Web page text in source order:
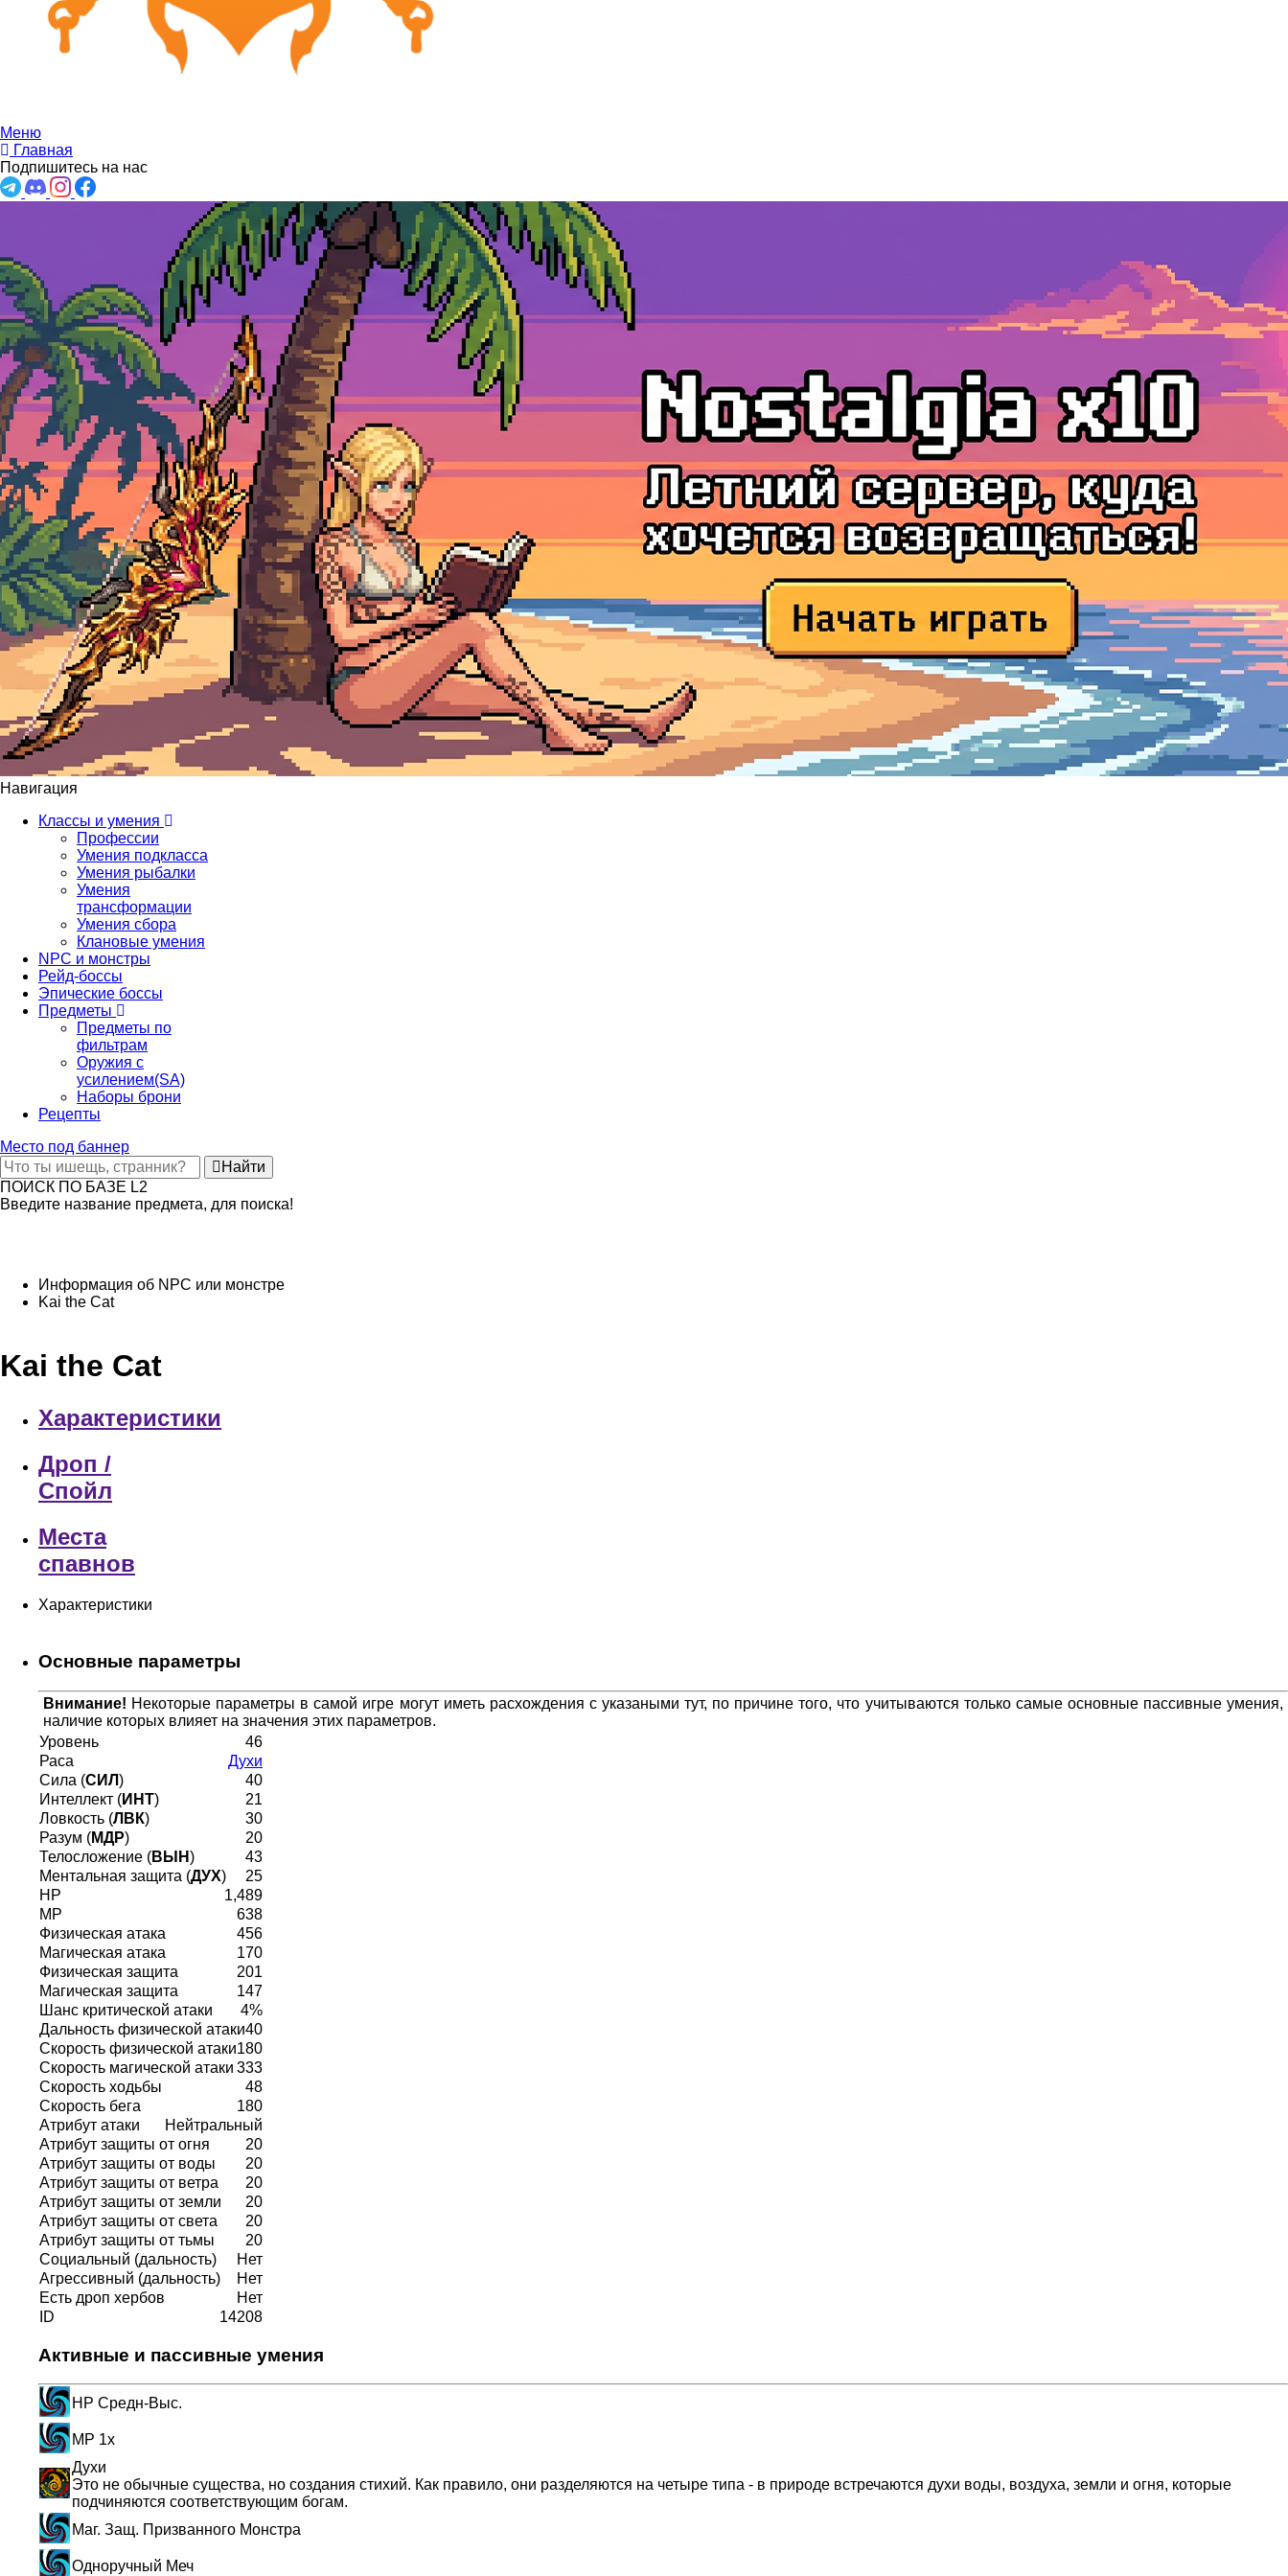
Меню
Главная
Подпишитесь на нас
Навигация
Классы и умения
Профессии
Умения подкласса
Умения рыбалки
Умения
трансформации
Умения сбора
Клановые умения
NPC и монстры
Рейд-боссы
Эпические боссы
Предметы
Предметы по
фильтрам
Оружия с
усилением(SA)
Наборы брони
Рецепты
Место под баннер
Найти
ПОИСК ПО БАЗЕ L2
Введите название предмета, для поиска!
Информация об NPC или монстре
Kai the Cat
Kai the Cat
Характеристики
Дроп /
Спойл
Места
спавнов
Характеристики
Основные параметры
Внимание! Некоторые параметры в самой игре могут иметь расхождения с указаными тут, по причине того, что учитываются только самые основные пассивные умения,
наличие которых влияет на значения этих параметров.
Уровень
46
Раса
Духи
Сила (СИЛ)
40
Интеллект (ИНТ)
21
Ловкость (ЛВК)
30
Разум (МДР)
20
Телосложение (ВЫН)
43
Ментальная защита (ДУХ)
25
HP
1,489
MP
638
Физическая атака
456
Магическая атака
170
Физическая защита
201
Магическая защита
147
Шанс критической атаки
4%
Дальность физической атаки40
Скорость физической атаки180
Скорость магической атаки 333
Скорость ходьбы
48
Скорость бега
180
Атрибут атаки
Нейтральный
Атрибут защиты от огня
20
Атрибут защиты от воды
20
Атрибут защиты от ветра
20
Атрибут защиты от земли
20
Атрибут защиты от света
20
Атрибут защиты от тьмы
20
Социальный (дальность)
Нет
Агрессивный (дальность)
Нет
Есть дроп хербов
Нет
ID
14208
Активные и пассивные умения
HP Средн-Выс.
MP 1x
Духи
Это не обычные существа, но создания стихий. Как правило, они разделяются на четыре типа - в природе встречаются духи воды, воздуха, земли и огня, которые
подчиняются соответствующим богам.
Маг. Защ. Призванного Монстра
Одноручный Меч